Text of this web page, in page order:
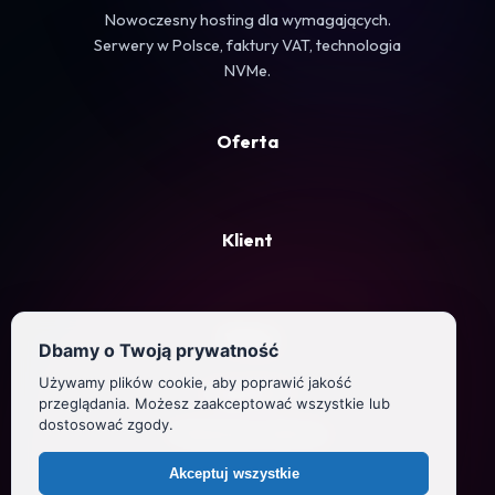
Nowoczesny hosting dla wymagających.
Serwery w Polsce, faktury VAT, technologia
NVMe.
Oferta
Klient
Firma
Regulamin
Polityka prywatności
Dbamy o Twoją prywatność
Używamy plików cookie, aby poprawić jakość
przeglądania. Możesz zaakceptować wszystkie lub
dostosować zgody.
Akceptuj wszystkie